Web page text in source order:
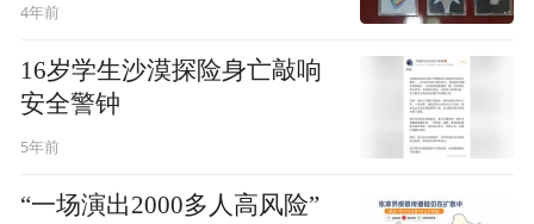
4年前
16岁学生沙漠探险身亡敲响
安全警钟
5年前
“一场演出2000多人高风险”